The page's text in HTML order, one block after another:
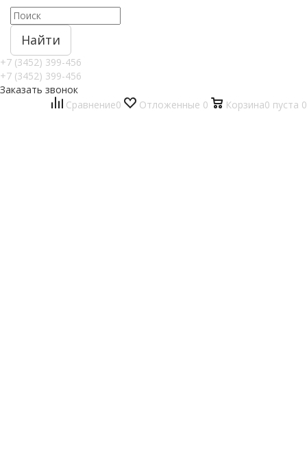
Найти
+7 (3452) 399-456
+7 (3452) 399-456
Заказать звонок
Сравнение0 Отложенные 0 Корзина0 пуста 0